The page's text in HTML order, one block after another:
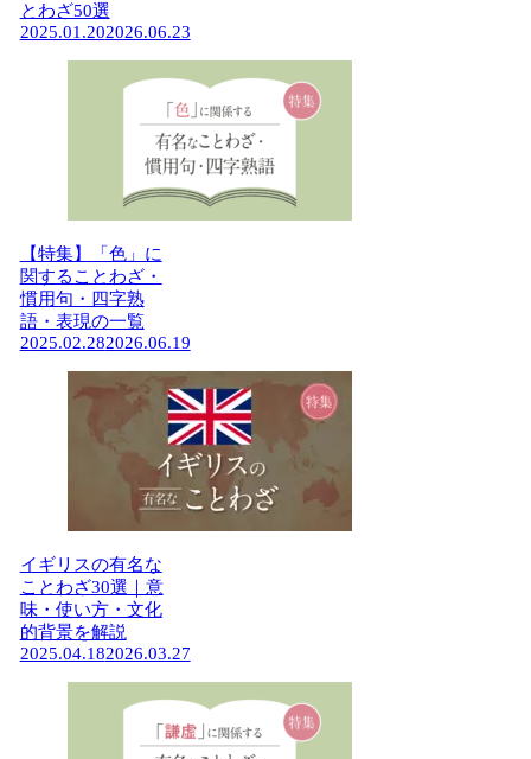
とわざ50選
2025.01.202026.06.23
【特集】「色」に
関することわざ・
慣用句・四字熟
語・表現の一覧
2025.02.282026.06.19
イギリスの有名な
ことわざ30選｜意
味・使い方・文化
的背景を解説
2025.04.182026.03.27